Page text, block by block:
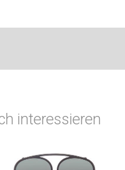
interessieren